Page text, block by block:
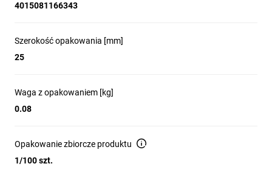
4015081166343
Szerokość opakowania [mm]
25
Waga z opakowaniem [kg]
0.08
Opakowanie zbiorcze produktu
1/100 szt.